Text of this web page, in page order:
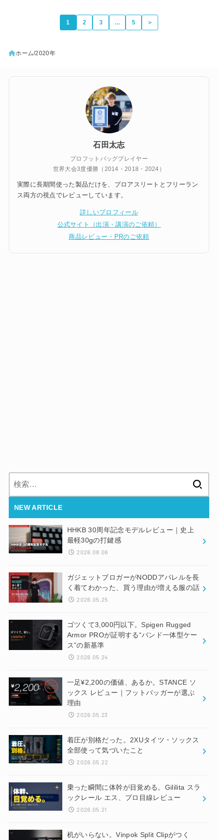
1 2 3 … 5 ＞
ホーム 2020年
石田太志
プロフットバッグプレイヤー
世界大会3度優勝（2014・2018・2024）
実際に長期間使った製品だけを、プロアスリートとフリーラン
ス両方の視点でレビューしています。
詳しいプロフィール
公式サイト（出演・講演のご依頼）
商品レビュー・PRのご依頼
NEW ARTICLE
HHKB 30周年記念モデルレビュー｜史上
最軽30gの打鍵感
2026.08.06
ガジェットブロガーがNODDアパレルを長
く着てわかった、買う理由が増える服の話
2026.05.25
ゴツくて3,000円以下。Spigen Rugged
Armor PROが証明する“バンド一体型ケー
ス”の新基準
2026.05.24
一足¥2,200の価値、あるか。STANCE ソ
ックス レビュー｜フットバッガーが選ぶ
理由
2026.05.23
着圧が別格だった。2XUタイツ・ソックス
全部使って気づいたこと
2026.05.22
乗った瞬間に体幹が目覚める。Gililita スラ
ックレール エス、プロ目線レビュー
2026.05.21
机がいらない。Vinpok Split Clipがつく